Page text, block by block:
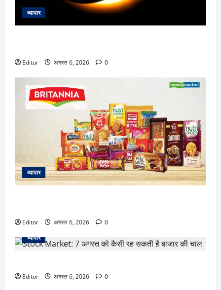
व्यापार
Editor अगस्त 6, 2026 0
व्यापार
Editor अगस्त 6, 2026
0
व्यापार
Editor अगस्त 6, 2026 0